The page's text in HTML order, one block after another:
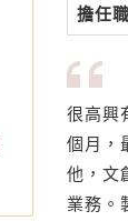
擔任
很高興
個月，
他，文
業務。